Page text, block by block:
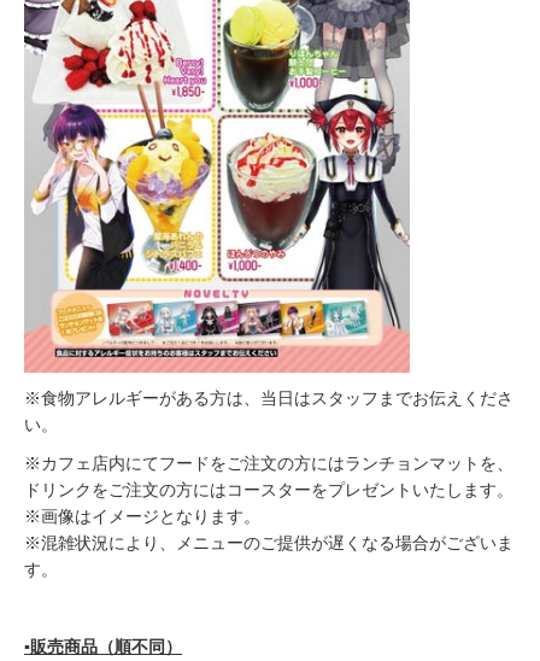
※食物アレルギーがある方は、当日はスタッフまでお伝えくださ
い。
※カフェ店内にてフードをご注文の方にはランチョンマットを、
ドリンクをご注文の方にはコースターをプレゼントいたします。
※画像はイメージとなります。
※混雑状況により、メニューのご提供が遅くなる場合がございま
す。
▪️販売商品（順不同）